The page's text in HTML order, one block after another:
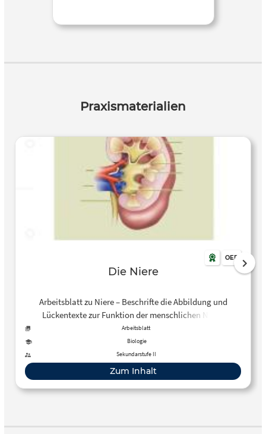
Praxismaterialien
OER
Die Niere
Arbeitsblatt zu Niere – Beschrifte die Abbildung und
Lückentexte zur Funktion der menschlichen Niere.
Arbeitsblatt
Biologie
Sekundarstufe II
Zum Inhalt